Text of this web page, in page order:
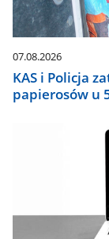
07.08.2026
KAS i Policja
papierosów u